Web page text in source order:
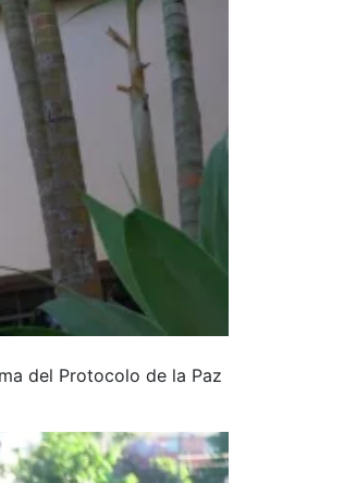
del Protocolo de la Paz